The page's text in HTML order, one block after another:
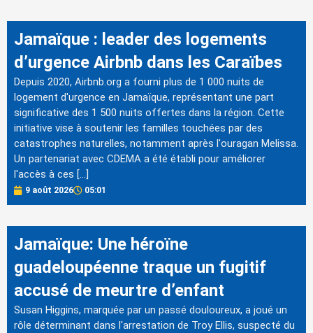
Jamaïque : leader des logements
d’urgence Airbnb dans les Caraïbes
Depuis 2020, Airbnb.org a fourni plus de 1 000 nuits de
logement d'urgence en Jamaïque, représentant une part
significative des 1 500 nuits offertes dans la région. Cette
initiative vise à soutenir les familles touchées par des
catastrophes naturelles, notamment après l'ouragan Melissa.
Un partenariat avec CDEMA a été établi pour améliorer
l'accès à ces […]
9 août 2026 05:01
Jamaïque: Une héroïne
guadeloupéenne traque un fugitif
accusé de meurtre d’enfant
Susan Higgins, marquée par un passé douloureux, a joué un
rôle déterminant dans l'arrestation de Troy Ellis, suspecté du